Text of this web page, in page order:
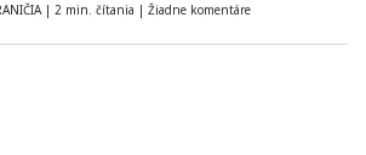
| 2 min. čítania | Žiadne komentáre